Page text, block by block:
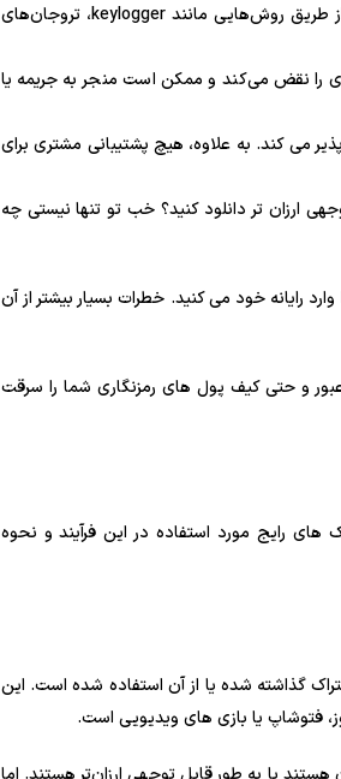
هکرها از برنامه‌های مخرب پنهان شده در نرم‌افزارهای غیرقانونی برای سرقت وجوه رمزنگاری شما از طریق روش‌هایی مانند keylogger، تروجان‌های
را نقض می‌کند و ممکن است منجر به جریمه یا
می کند. به علاوه، هیچ پشتیبانی مشتری برای
ارزان تر دانلود کنید؟ خب تو تنها نیستی چه
رایانه خود می کنید. خطرات بسیار بیشتر از آن
و حتی کیف پول های رمزنگاری شما را سرقت
های رایج مورد استفاده در این فرآیند و نحوه
گذاشته شده یا از آن استفاده شده است. این
فتوشاپ یا بازی های ویدیویی است.